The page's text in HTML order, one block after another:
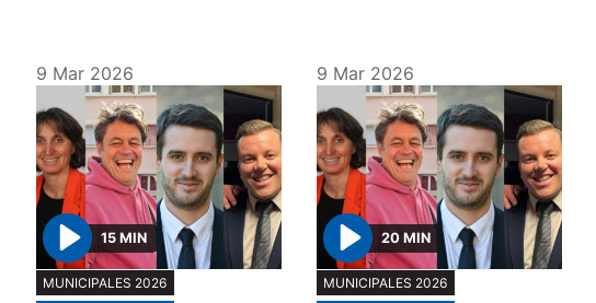
9 Mar 2026
P
l
15 MIN
MUNICIPALES 2026
9 Mar 2026
P
l
20 MIN
MUNICIPALES 2026